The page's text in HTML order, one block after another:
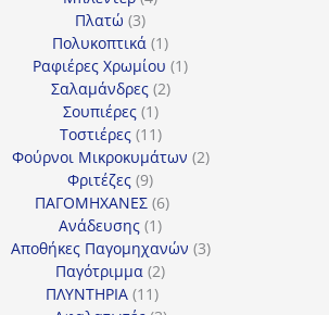
Πλατώ 33
προϊόντα
Πολυκοπτικά 11
προϊόν
Ραφιέρες Χρωμίου 11
Σαλαμάνδρες 22
Σουπιέρες 11
προϊόν
Τοστιέρες 1111
προϊόντα
Φούρνοι Μικροκυμάτων 22
Φριτέζες 99
προϊόντα
ΠΑΓΟΜΗΧΑΝΕΣ 66
Ανάδευσης 11
προϊόν
Αποθήκες Παγομηχανών 33
Παγότριμμα 22
ΠΛΥΝΤΗΡΙΑ 1111